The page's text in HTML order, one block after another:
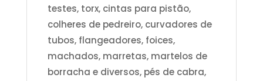
testes, torx, cintas para pistão,
colheres de pedreiro, curvadores de
tubos, flangeadores, foices,
machados, marretas, martelos de
borracha e diversos, pés de cabra,